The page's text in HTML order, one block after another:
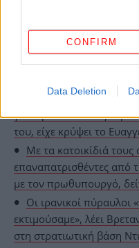
CONFIRM
Data Deletion
εύρους της χώρας και
Γνήσια 7 από τα 300
γκαλερί του Γ.
του, είχε κρύψει το
Με τα κατοικίδιά
επαναπατρισθέντες
με τον πρωθυπουργό,
Οι ιρανικοί πύραυλοι
εκτιμούσαμε», λέει
στη στρατιωτική βάση